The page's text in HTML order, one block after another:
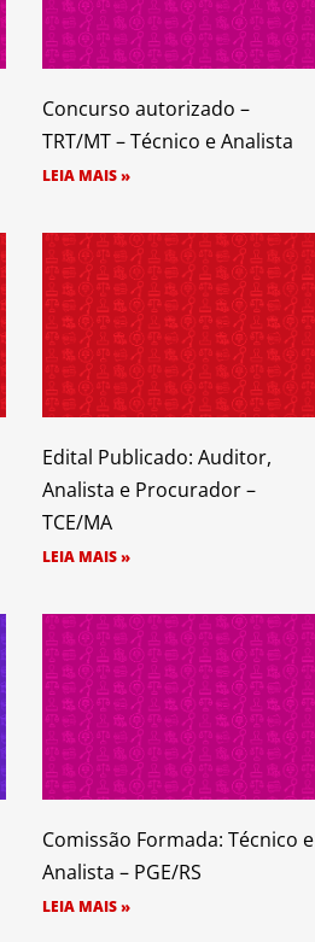
Concurso autorizado –
TRT/MT – Técnico e Analista
LEIA MAIS »
Edital Publicado: Auditor,
Analista e Procurador –
TCE/MA
LEIA MAIS »
Comissão Formada: Técnico e
Analista – PGE/RS
LEIA MAIS »